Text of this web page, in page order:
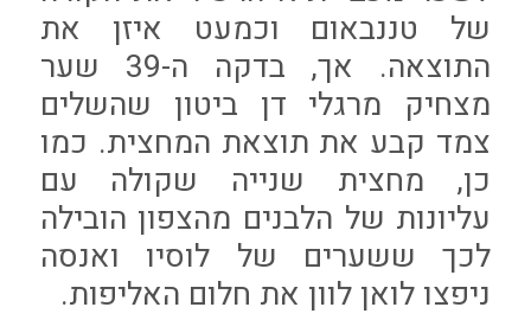
של טננבאום וכמעט איזן את
התוצאה. אך, בדקה ה-39 שער
מצחיק מרגלי דן ביטון שהשלים
צמד קבע את תוצאת המחצית. כמו
כן, מחצית שנייה שקולה עם
עליונות של הלבנים מהצפון הובילה
לכך ששערים של לוסיו ואנסה
ניפצו לואן לוון את חלום האליפות.